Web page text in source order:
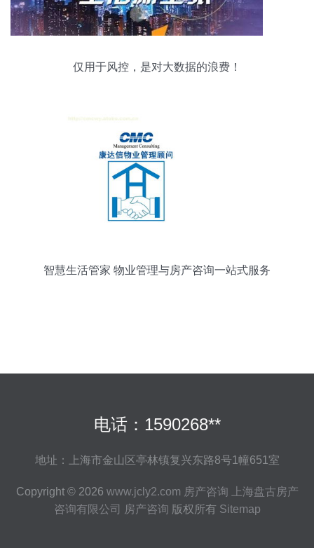
仅用于风控，是对大数据的浪费！
智慧生活管家 物业管理与房产咨询一站式服务
电话：1590268**
地址：上海市金山区亭林镇复兴东路8号1幢651室
Copyright © 2026 www.jcly2.com 房产咨询
上海盘古房产
咨询有限公司 房产咨询 版权所有 Sitemap